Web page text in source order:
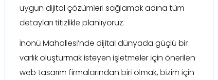
uygun dijital çözümleri sağlamak adına tüm
detayları titizlikle planlıyoruz.
İnönü Mahallesi’nde dijital dünyada güçlü bir
varlık oluşturmak isteyen işletmeler için önerilen
web tasarım firmalarından biri olmak, bizim için